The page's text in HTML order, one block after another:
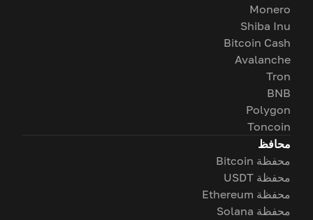
Monero
Shiba Inu
Bitcoin Cash
Avalanche
Tron
BNB
Polygon
Toncoin
محافظ
محفظة Bitcoin
محفظة USDT
محفظة Ethereum
محفظة Solana